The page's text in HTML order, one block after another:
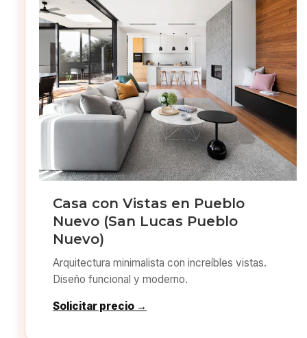
Casa con Vistas en Pueblo
Nuevo (San Lucas Pueblo
Nuevo)
Arquitectura minimalista con increíbles vistas.
Diseño funcional y moderno.
Solicitar precio →